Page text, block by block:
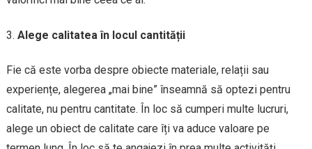
Alege calitatea în locul cantității
Fie că este vorba despre obiecte materiale, relații sau
experiențe, alegerea „mai bine” înseamnă să optezi pentru
calitate, nu pentru cantitate. În loc să cumperi multe lucruri,
alege un obiect de calitate care îți va aduce valoare pe